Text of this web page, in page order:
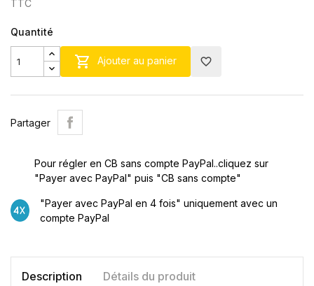
TTC
Quantité
 Ajouter au panier favorite_border
Partager
Pour régler en CB sans compte PayPal..cliquez sur
"Payer avec PayPal" puis "CB sans compte"
"Payer avec PayPal en 4 fois" uniquement avec un
compte PayPal
Description Détails du produit
Créer une liste d'envies
Nom de la liste d'envies
Annuler Créer une liste d'envies